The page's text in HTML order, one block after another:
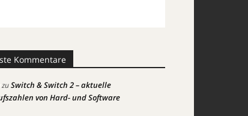
Kommentare
zuSwitch & Switch 2 – aktuelle
von Hard- und Software